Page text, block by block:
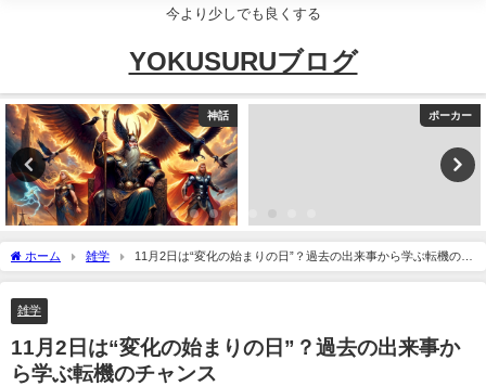
今より少しでも良くする
YOKUSURUブログ
ポーカー 神話
ホーム 雑学
11月2日は“変化の始まりの日”？過去の出来事から学ぶ転機のチ
ャンス
雑学
11月2日は“変化の始まりの日”？過去の出来事か
ら学ぶ転機のチャンス